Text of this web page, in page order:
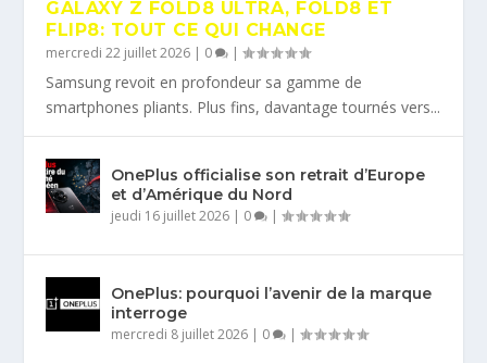
GALAXY Z FOLD8 ULTRA, FOLD8 ET
FLIP8: TOUT CE QUI CHANGE
mercredi 22 juillet 2026 | 0 |
Samsung revoit en profondeur sa gamme de
smartphones pliants. Plus fins, davantage tournés vers...
OnePlus officialise son retrait d’Europe
et d’Amérique du Nord
jeudi 16 juillet 2026 | 0 |
OnePlus: pourquoi l’avenir de la marque
interroge
mercredi 8 juillet 2026 | 0 |